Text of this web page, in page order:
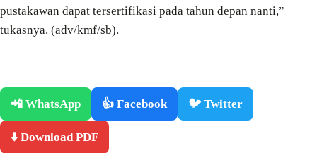
pustakawan dapat tersertifikasi pada tahun depan nanti,”
tukasnya. (adv/kmf/sb).
📲 WhatsApp 👍 Facebook 🐦 Twitter
⬇️ Download PDF